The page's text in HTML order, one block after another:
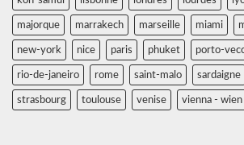
majorque marrakech marseille miami
new-york nice paris phuket porto-
rio-de-janeiro rome saint-malo sardaigne
strasbourg toulouse venise vienna - wien